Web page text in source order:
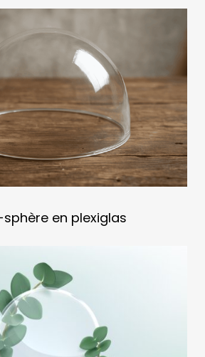
en plexiglas